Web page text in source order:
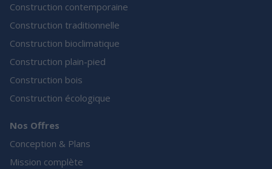
Construction contemporaine
Construction traditionnelle
Construction bioclimatique
Construction plain-pied
Construction bois
Construction écologique
Nos Offres
Conception & Plans
Mission complète